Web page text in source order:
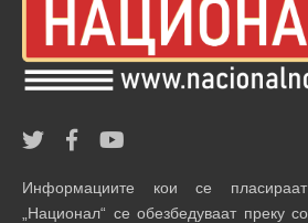
Информациите кои се
„Национал“ се обезбедуваат преку